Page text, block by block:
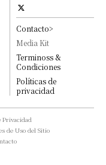
Contacto>
Media Kit
Terminoss &
Condiciones
Políticas de
privacidad
Privacidad
de Uso del Sitio